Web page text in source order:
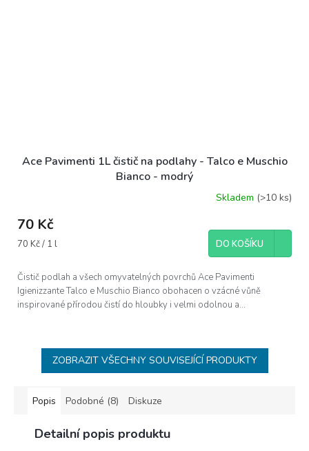
Ace Pavimenti 1L čistič na podlahy - Talco e Muschio
Bianco - modrý
Skladem (>10 ks)
70 Kč
Měrná
70 Kč / 1 l DO KOŠÍKU
Čistič podlah a všech omyvatelných povrchů Ace Pavimenti
Igienizzante Talco e Muschio Bianco obohacen o vzácné vůně
inspirované přírodou čistí do hloubky i velmi odolnou a...
ZOBRAZIT VŠECHNY SOUVISEJÍCÍ PRODUKTY
Popis Podobné (8) Diskuze
Detailní popis produktu